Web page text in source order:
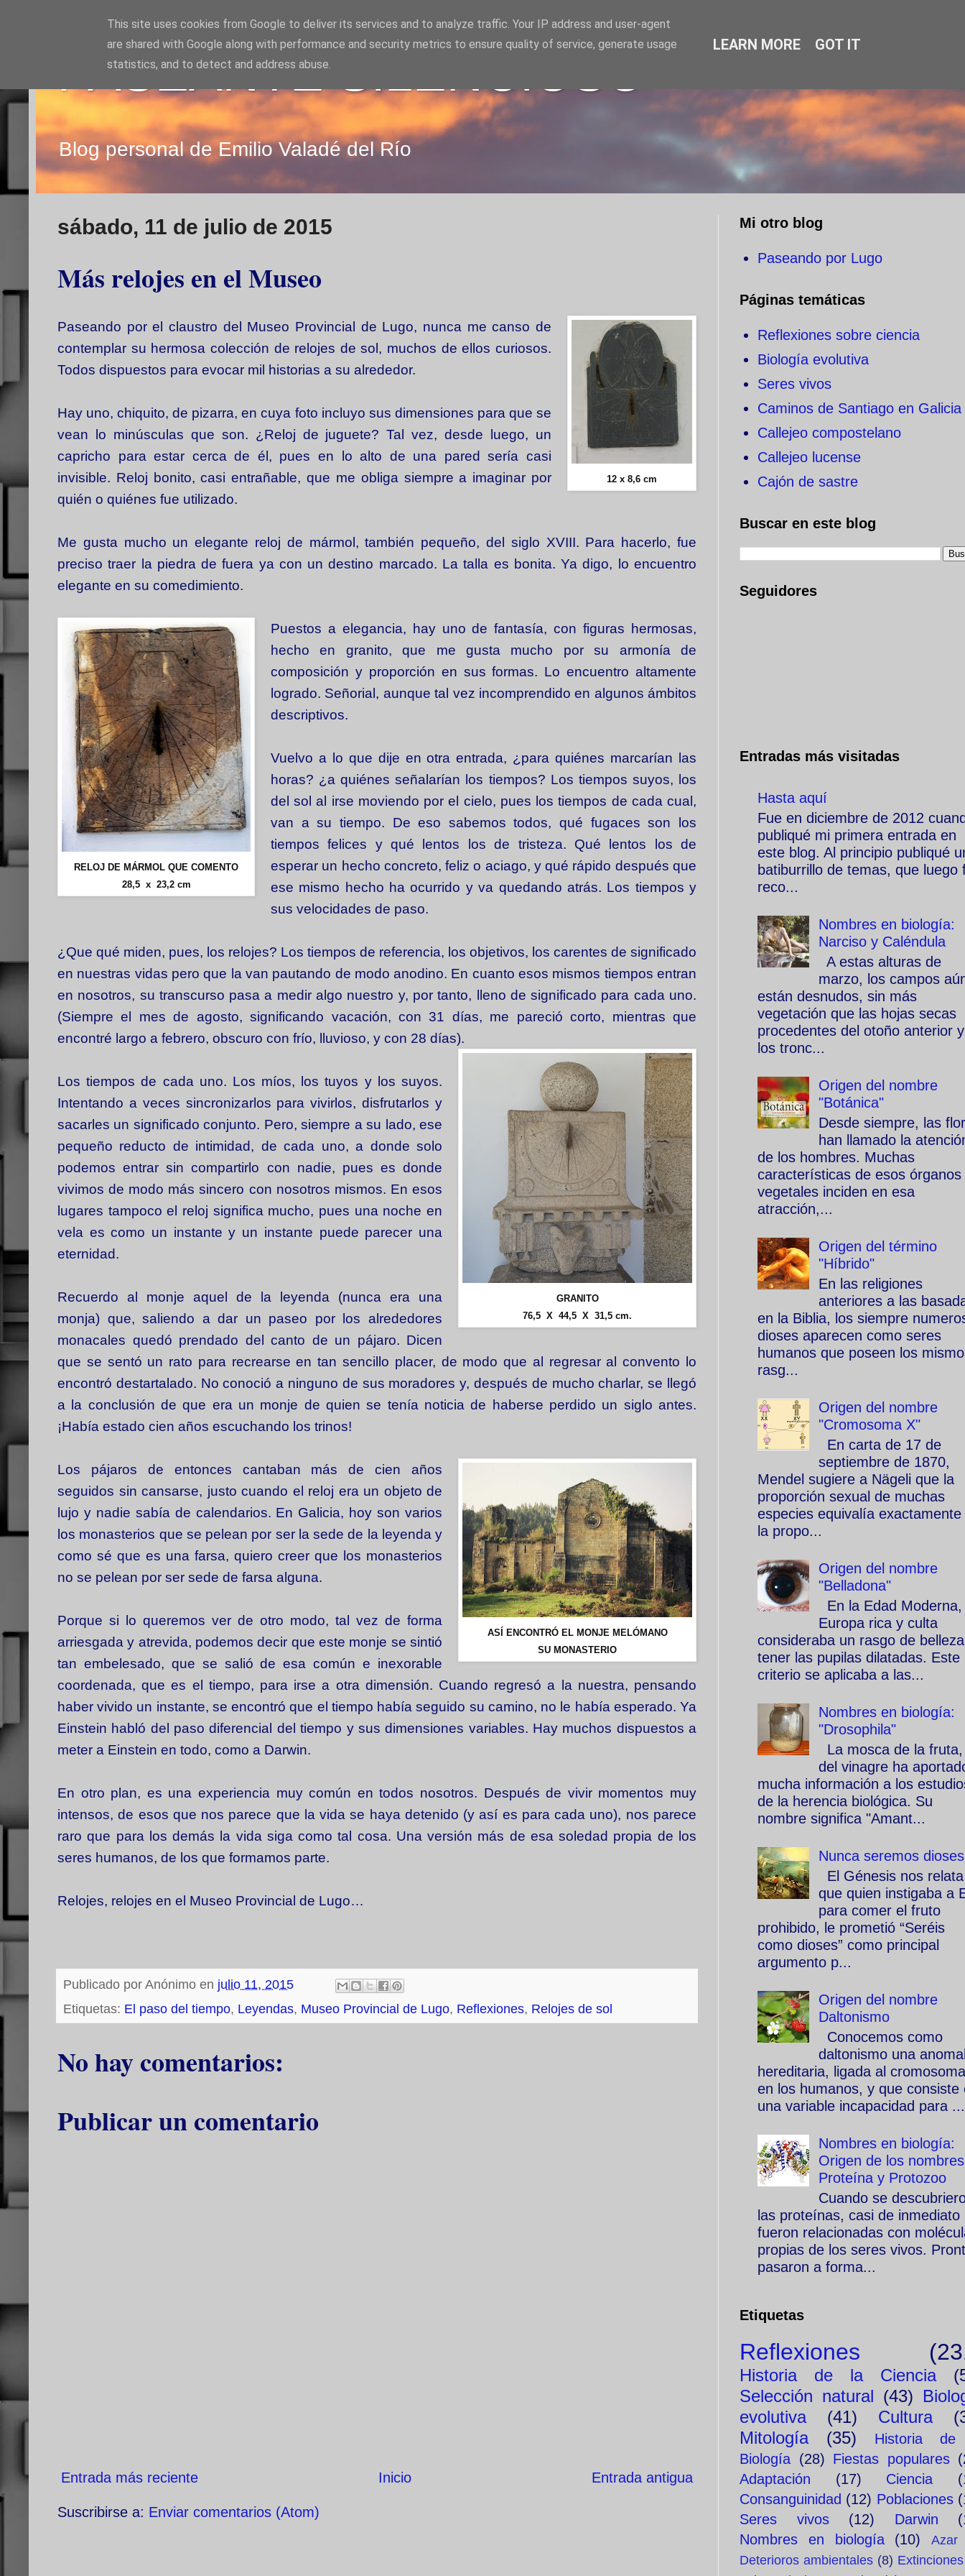
PASEANTE SILENCIOSO
Blog personal de Emilio Valadé del Río
sábado, 11 de julio de 2015
Más relojes en el Museo
12 x 8,6 cm
Paseando por el claustro del Museo Provincial de Lugo, nunca me canso de
contemplar su hermosa colección de relojes de sol, muchos de ellos curiosos.
Todos dispuestos para evocar mil historias a su alrededor.
Hay uno, chiquito, de pizarra, en cuya foto incluyo sus dimensiones para que se
vean lo minúsculas que son. ¿Reloj de juguete? Tal vez, desde luego, un
capricho para estar cerca de él, pues en lo alto de una pared sería casi
invisible. Reloj bonito, casi entrañable, que me obliga siempre a imaginar por
quién o quiénes fue utilizado.
Me gusta mucho un elegante reloj de mármol, también pequeño, del siglo XVIII. Para hacerlo, fue
preciso traer la piedra de fuera ya con un destino marcado. La talla es bonita. Ya digo, lo encuentro
elegante en su comedimiento.
RELOJ DE MÁRMOL QUE COMENTO
28,5 x 23,2 cm
Puestos a elegancia, hay uno de fantasía, con figuras hermosas,
hecho en granito, que me gusta mucho por su armonía de
composición y proporción en sus formas. Lo encuentro altamente
logrado. Señorial, aunque tal vez incomprendido en algunos ámbitos
descriptivos.
Vuelvo a lo que dije en otra entrada, ¿para quiénes marcarían las
horas? ¿a quiénes señalarían los tiempos? Los tiempos suyos, los
del sol al irse moviendo por el cielo, pues los tiempos de cada cual,
van a su tiempo. De eso sabemos todos, qué fugaces son los
tiempos felices y qué lentos los de tristeza. Qué lentos los de
esperar un hecho concreto, feliz o aciago, y qué rápido después que
ese mismo hecho ha ocurrido y va quedando atrás. Los tiempos y
sus velocidades de paso.
¿Que qué miden, pues, los relojes? Los tiempos de referencia, los objetivos, los carentes de significado
en nuestras vidas pero que la van pautando de modo anodino. En cuanto esos mismos tiempos entran
en nosotros, su transcurso pasa a medir algo nuestro y, por tanto, lleno de significado para cada uno.
(Siempre el mes de agosto, significando vacación, con 31 días, me pareció corto, mientras que
encontré largo a febrero, obscuro con frío, lluvioso, y con 28 días).
GRANITO
76,5 X 44,5 X 31,5 cm.
Los tiempos de cada uno. Los míos, los tuyos y los suyos.
Intentando a veces sincronizarlos para vivirlos, disfrutarlos y
sacarles un significado conjunto. Pero, siempre a su lado, ese
pequeño reducto de intimidad, de cada uno, a donde solo
podemos entrar sin compartirlo con nadie, pues es donde
vivimos de modo más sincero con nosotros mismos. En esos
lugares tampoco el reloj significa mucho, pues una noche en
vela es como un instante y un instante puede parecer una
eternidad.
Recuerdo al monje aquel de la leyenda (nunca era una
monja) que, saliendo a dar un paseo por los alrededores
monacales quedó prendado del canto de un pájaro. Dicen
que se sentó un rato para recrearse en tan sencillo placer, de modo que al regresar al convento lo
encontró destartalado. No conoció a ninguno de sus moradores y, después de mucho charlar, se llegó
a la conclusión de que era un monje de quien se tenía noticia de haberse perdido un siglo antes.
¡Había estado cien años escuchando los trinos!
ASÍ ENCONTRÓ EL MONJE MELÓMANO
SU MONASTERIO
Los pájaros de entonces cantaban más de cien años
seguidos sin cansarse, justo cuando el reloj era un objeto de
lujo y nadie sabía de calendarios. En Galicia, hoy son varios
los monasterios que se pelean por ser la sede de la leyenda y
como sé que es una farsa, quiero creer que los monasterios
no se pelean por ser sede de farsa alguna.
Porque si lo queremos ver de otro modo, tal vez de forma
arriesgada y atrevida, podemos decir que este monje se sintió
tan embelesado, que se salió de esa común e inexorable
coordenada, que es el tiempo, para irse a otra dimensión. Cuando regresó a la nuestra, pensando
haber vivido un instante, se encontró que el tiempo había seguido su camino, no le había esperado. Ya
Einstein habló del paso diferencial del tiempo y sus dimensiones variables. Hay muchos dispuestos a
meter a Einstein en todo, como a Darwin.
En otro plan, es una experiencia muy común en todos nosotros. Después de vivir momentos muy
intensos, de esos que nos parece que la vida se haya detenido (y así es para cada uno), nos parece
raro que para los demás la vida siga como tal cosa. Una versión más de esa soledad propia de los
seres humanos, de los que formamos parte.
Relojes, relojes en el Museo Provincial de Lugo…
Publicado por Anónimo en julio 11, 2015
Etiquetas: El paso del tiempo, Leyendas, Museo Provincial de Lugo, Reflexiones, Relojes de sol
No hay comentarios:
Publicar un comentario
Entrada más reciente Entrada antigua
Inicio
Suscribirse a: Enviar comentarios (Atom)
Mi otro blog
Paseando por Lugo
Páginas temáticas
Reflexiones sobre ciencia
Biología evolutiva
Seres vivos
Caminos de Santiago en Galicia
Callejeo compostelano
Callejeo lucense
Cajón de sastre
Buscar en este blog
Seguidores
Entradas más visitadas
Hasta aquí
Fue en diciembre de 2012
publiqué mi primera entrada en
este blog. Al principio publiqué
batiburrillo de temas, que luego
reco...
Nombres en biología:
Narciso y Caléndula
A estas alturas de
marzo, los campos
están desnudos, sin más
vegetación que las hojas secas
procedentes del otoño anterior y
los tronc...
Origen del nombre
"Botánica"
Desde siempre, las
han llamado la
de los hombres. Muchas
características de esos órganos
vegetales inciden en esa
atracción,...
Origen del término
"Híbrido"
En las religiones
anteriores a las
en la Biblia, los siempre
dioses aparecen como seres
humanos que poseen los
rasg...
Origen del nombre
"Cromosoma X"
En carta de 17 de
septiembre de 1870,
Mendel sugiere a Nägeli que la
proporción sexual de muchas
especies equivalía exactamente
la propo...
Origen del nombre
"Belladona"
En la Edad Moderna,
Europa rica y culta
consideraba un rasgo de
tener las pupilas dilatadas. Este
criterio se aplicaba a las...
Nombres en biología:
"Drosophila"
La mosca de la
del vinagre ha
mucha información a los
de la herencia biológica. Su
nombre significa "Amant...
Nunca seremos dioses
El Génesis nos relata
que quien instigaba a
para comer el fruto
prohibido, le prometió “Seréis
como dioses” como principal
argumento p...
Origen del nombre
Daltonismo
Conocemos como
daltonismo una
hereditaria, ligada al
en los humanos, y que consiste
una variable incapacidad para ...
Nombres en biología:
Origen de los nombres
Proteína y Protozoo
Cuando se
las proteínas, casi de inmediato
fueron relacionadas con
propias de los seres vivos.
pasaron a forma...
Etiquetas
Reflexiones
Historia de la Ciencia
Selección natural (43)
evolutiva
(41) Cultura
Mitología
(35)
Historia
Biología (28) Fiestas populares
Adaptación
(17) Ciencia
Consanguinidad (12) Poblaciones
Seres vivos
(12) Darwin
Nombres en biología
(10)
Azar
Deterioros ambientales (8) Extinciones
This site uses cookies from Google to deliver its services and to analyze traffic. Your IP address and user-agent
are shared with Google along with performance and security metrics to ensure quality of service, generate usage
statistics, and to detect and address abuse.
LEARN MORE GOT IT